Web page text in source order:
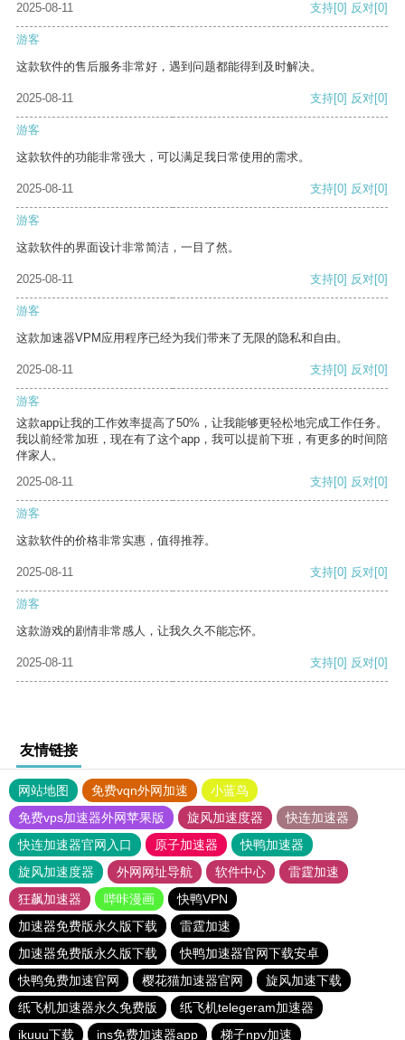
2025-08-11 支持[0] 反对[0]
游客
这款软件的售后服务非常好，遇到问题都能得到及时解决。
2025-08-11 支持[0] 反对[0]
游客
这款软件的功能非常强大，可以满足我日常使用的需求。
2025-08-11 支持[0] 反对[0]
游客
这款软件的界面设计非常简洁，一目了然。
2025-08-11 支持[0] 反对[0]
游客
这款加速器VPM应用程序已经为我们带来了无限的隐私和自由。
2025-08-11 支持[0] 反对[0]
游客
这款app让我的工作效率提高了50%，让我能够更轻松地完成工作任务。
我以前经常加班，现在有了这个app，我可以提前下班，有更多的时间陪
伴家人。
2025-08-11
支持[0] 反对[0]
游客
这款软件的价格非常实惠，值得推荐。
2025-08-11 支持[0] 反对[0]
游客
这款游戏的剧情非常感人，让我久久不能忘怀。
2025-08-11 支持[0] 反对[0]
友情链接
网站地图 免费vqn外网加速
小蓝鸟
免费vps加速器外网苹果版
旋风加速度器
快连加速器
快连加速器官网入口
原子加速器
快鸭加速器
旋风加速度器
外网网址导航 软件中心
雷霆加速
狂飙加速器
哔咔漫画
快鸭VPN
加速器免费版永久版下载
雷霆加速
加速器免费版永久版下载
快鸭加速器官网下载安卓
快鸭免费加速官网
樱花猫加速器官网
旋风加速下载
纸飞机加速器永久免费版
纸飞机telegeram加速器
ikuuu下载
ins免费加速器app 梯子npv加速